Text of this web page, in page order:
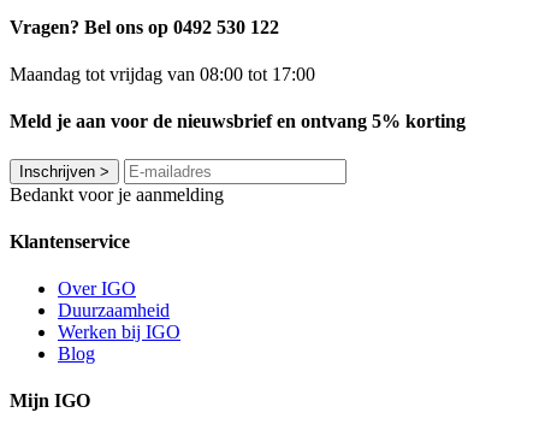
Vragen? Bel ons op 0492 530 122
Maandag tot vrijdag van 08:00 tot 17:00
Meld je aan voor de nieuwsbrief en ontvang 5% korting
Inschrijven >
Bedankt voor je aanmelding
Klantenservice
Over IGO
Duurzaamheid
Werken bij IGO
Blog
Mijn IGO